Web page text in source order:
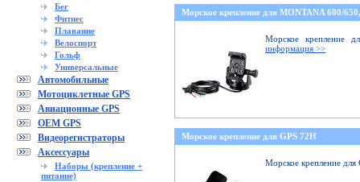
Бег
Фитнес
Плавание
Велоспорт
Гольф
Универсальные
Автомобильные
Мотоциклетные GPS
Авиационные GPS
OEM GPS
Видеорегистраторы
Аксессуары
Наборы (крепление +
питание)
Морское крепление для MONTANA 600/
Морское крепление
информация >>
Морское крепление для GPS 72H
Морское крепление